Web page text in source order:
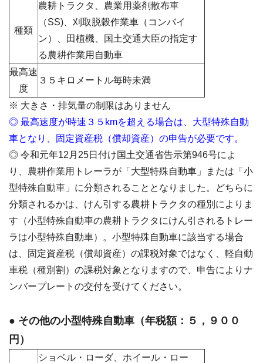
種類
農耕トラクタ、農業用薬剤散布車
（SS)、刈取脱穀作業車（コンバイ
ン）、田植機、国土交通大臣の指定す
る農耕作業用自動車
最高速
度
３５キロメートル毎時未満
※ 大きさ・排気量の制限はありません
◎ 最高速度が時速３５kmを超える場合は、大型特殊自動
車となり、固定資産税（償却資産）の申告が必要です。
◎ 令和元年12月25日付け国土交通省告示第946号によ
り、農耕作業用トレーラが「大型特殊自動車」または「小
型特殊自動車」に分類されることとなりました。どちらに
分類されるかは、けん引する農耕トラクタの種別によりま
す（小型特殊自動車の農耕トラクタにけん引されるトレー
ラは小型特殊自動車）。小型特殊自動車に該当する場合
は、固定資産税（償却資産）の課税対象ではなく、軽自動
車税（種別割）の課税対象となりますので、申告によりナ
ンバープレートの交付を受けてください。
● その他の小型特殊自動車（年税額：５，９００
円）
ショベル・ローダ、ホイール・ロー